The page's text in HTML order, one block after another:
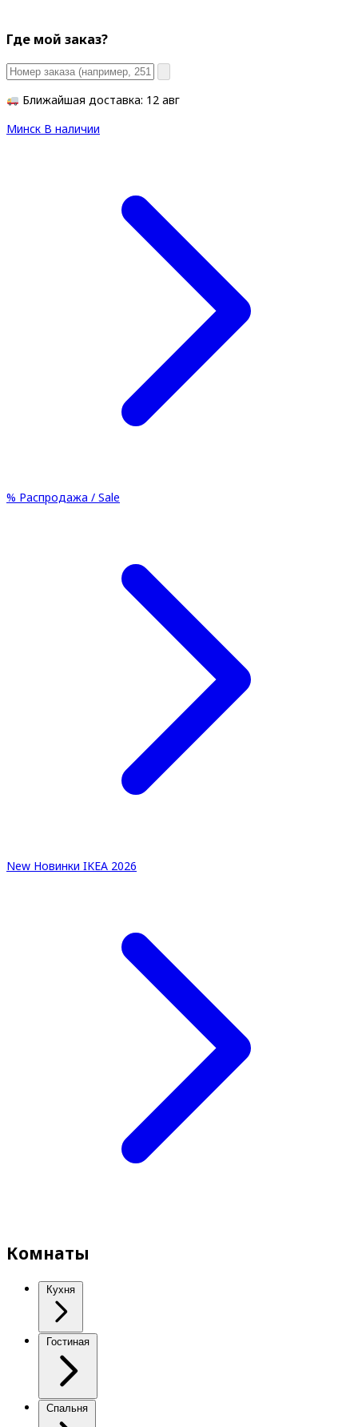
Где мой заказ?
Ближайшая доставка: 12 авг
Минск В наличии
% Распродажа / Sale
New Новинки IKEA 2026
Комнаты
Кухня
Гостиная
Спальня